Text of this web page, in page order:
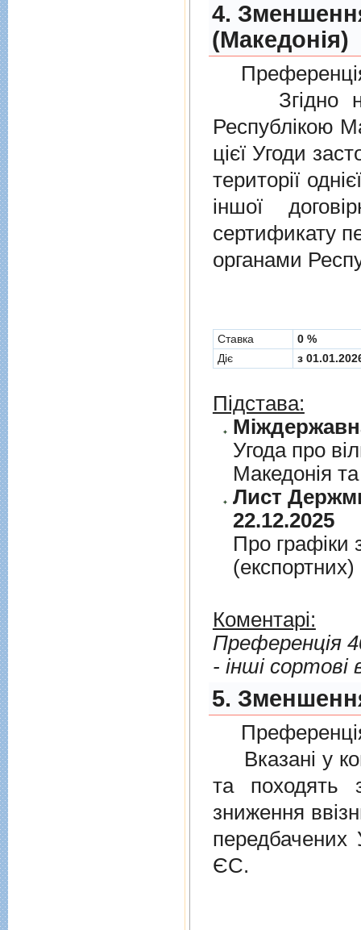
4.
(Македонія)
Згідно
Республікою
цієї Угоди
території
іншої
сертификату
органами
Cтавка
0 %
Діє
з
Підстава:
Угода про
Македонiя
Лист
22.12.2025
Про графiки
Коментарі:
Преференція
- інші сортові
5.
Вказані у
та походять
зниження
передбачених
ЄС.